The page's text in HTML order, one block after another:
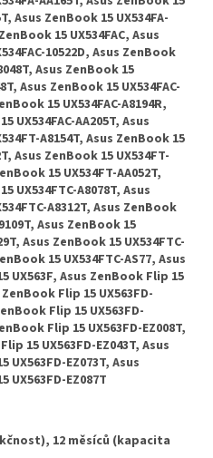
Asus ZenBook 15 UX534FA-
15 UX534FAC, Asus
10522D, Asus ZenBook
Asus ZenBook 15
Asus ZenBook 15 UX534FAC-
15 UX534FAC-A8194R,
UX534FAC-AA205T, Asus
A8154T, Asus ZenBook 15
Asus ZenBook 15 UX534FT-
15 UX534FT-AA052T,
UX534FTC-A8078T, Asus
A8312T, Asus ZenBook
Asus ZenBook 15
Asus ZenBook 15 UX534FTC-
15 UX534FTC-AS77, Asus
UX563F, Asus ZenBook Flip 15
ZenBook Flip 15 UX563FD-
Flip 15 UX563FD-
Flip 15 UX563FD-EZ008T,
15 UX563FD-EZ043T, Asus
UX563FD-EZ073T, Asus
UX563FD-EZ087T
12 měsíců (kapacita